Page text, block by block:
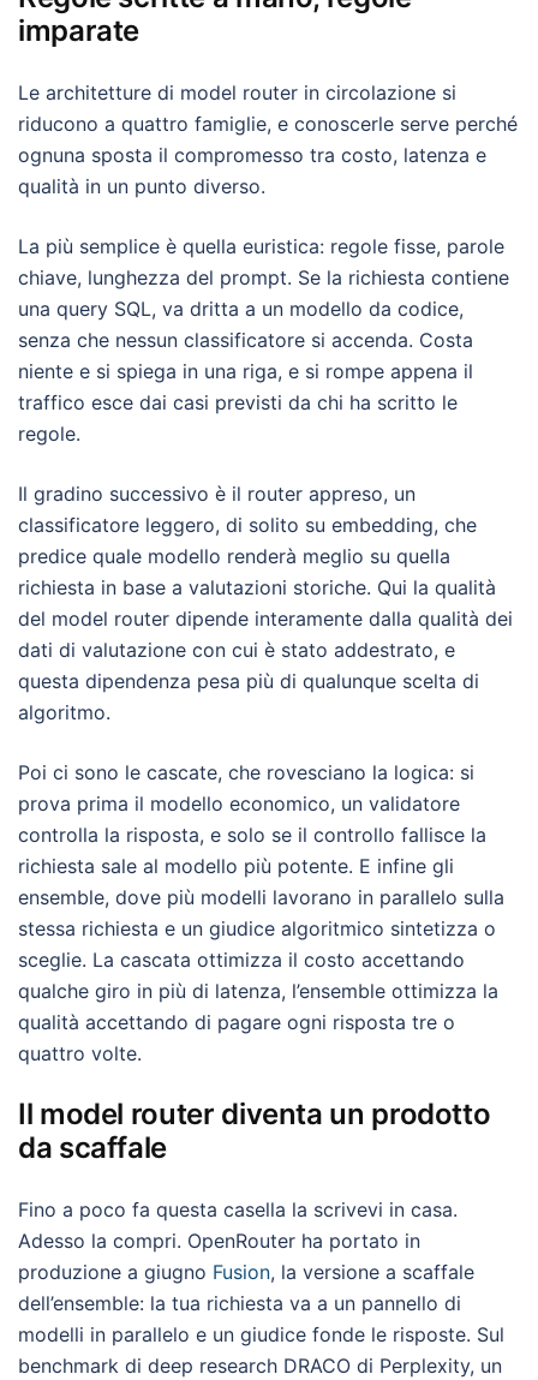
imparate
Le architetture di model router in circolazione si
riducono a quattro famiglie, e conoscerle serve perché
ognuna sposta il compromesso tra costo, latenza e
qualità in un punto diverso.
La più semplice è quella euristica: regole fisse, parole
chiave, lunghezza del prompt. Se la richiesta contiene
una query SQL, va dritta a un modello da codice,
senza che nessun classificatore si accenda. Costa
niente e si spiega in una riga, e si rompe appena il
traffico esce dai casi previsti da chi ha scritto le
regole.
Il gradino successivo è il router appreso, un
classificatore leggero, di solito su embedding, che
predice quale modello renderà meglio su quella
richiesta in base a valutazioni storiche. Qui la qualità
del model router dipende interamente dalla qualità dei
dati di valutazione con cui è stato addestrato, e
questa dipendenza pesa più di qualunque scelta di
algoritmo.
Poi ci sono le cascate, che rovesciano la logica: si
prova prima il modello economico, un validatore
controlla la risposta, e solo se il controllo fallisce la
richiesta sale al modello più potente. E infine gli
ensemble, dove più modelli lavorano in parallelo sulla
stessa richiesta e un giudice algoritmico sintetizza o
sceglie. La cascata ottimizza il costo accettando
qualche giro in più di latenza, l’ensemble ottimizza la
qualità accettando di pagare ogni risposta tre o
quattro volte.
Il model router diventa un prodotto
da scaffale
Fino a poco fa questa casella la scrivevi in casa.
Adesso la compri. OpenRouter ha portato in
produzione a giugno Fusion, la versione a scaffale
dell’ensemble: la tua richiesta va a un pannello di
modelli in parallelo e un giudice fonde le risposte. Sul
benchmark di deep research DRACO di Perplexity, un